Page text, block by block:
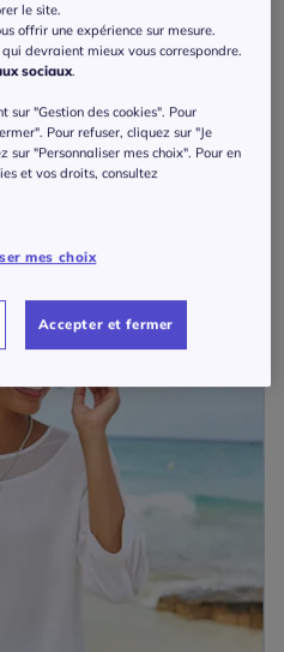
le site.
offrir une expérience sur mesure.
qui devraient mieux vous correspondre.
sociaux.
sur "Gestion des cookies". Pour
Pour refuser, cliquez sur "Je
sur "Personnaliser mes choix". Pour en
et vos droits, consultez
mes choix
Accepter et fermer